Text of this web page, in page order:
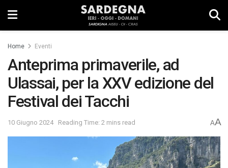
Home Eventi
Anteprima primaverile, ad
Ulassai, per la XXV edizione del
Festival dei Tacchi
10 Giugno 2024 Reading Time: 2 mins read AA